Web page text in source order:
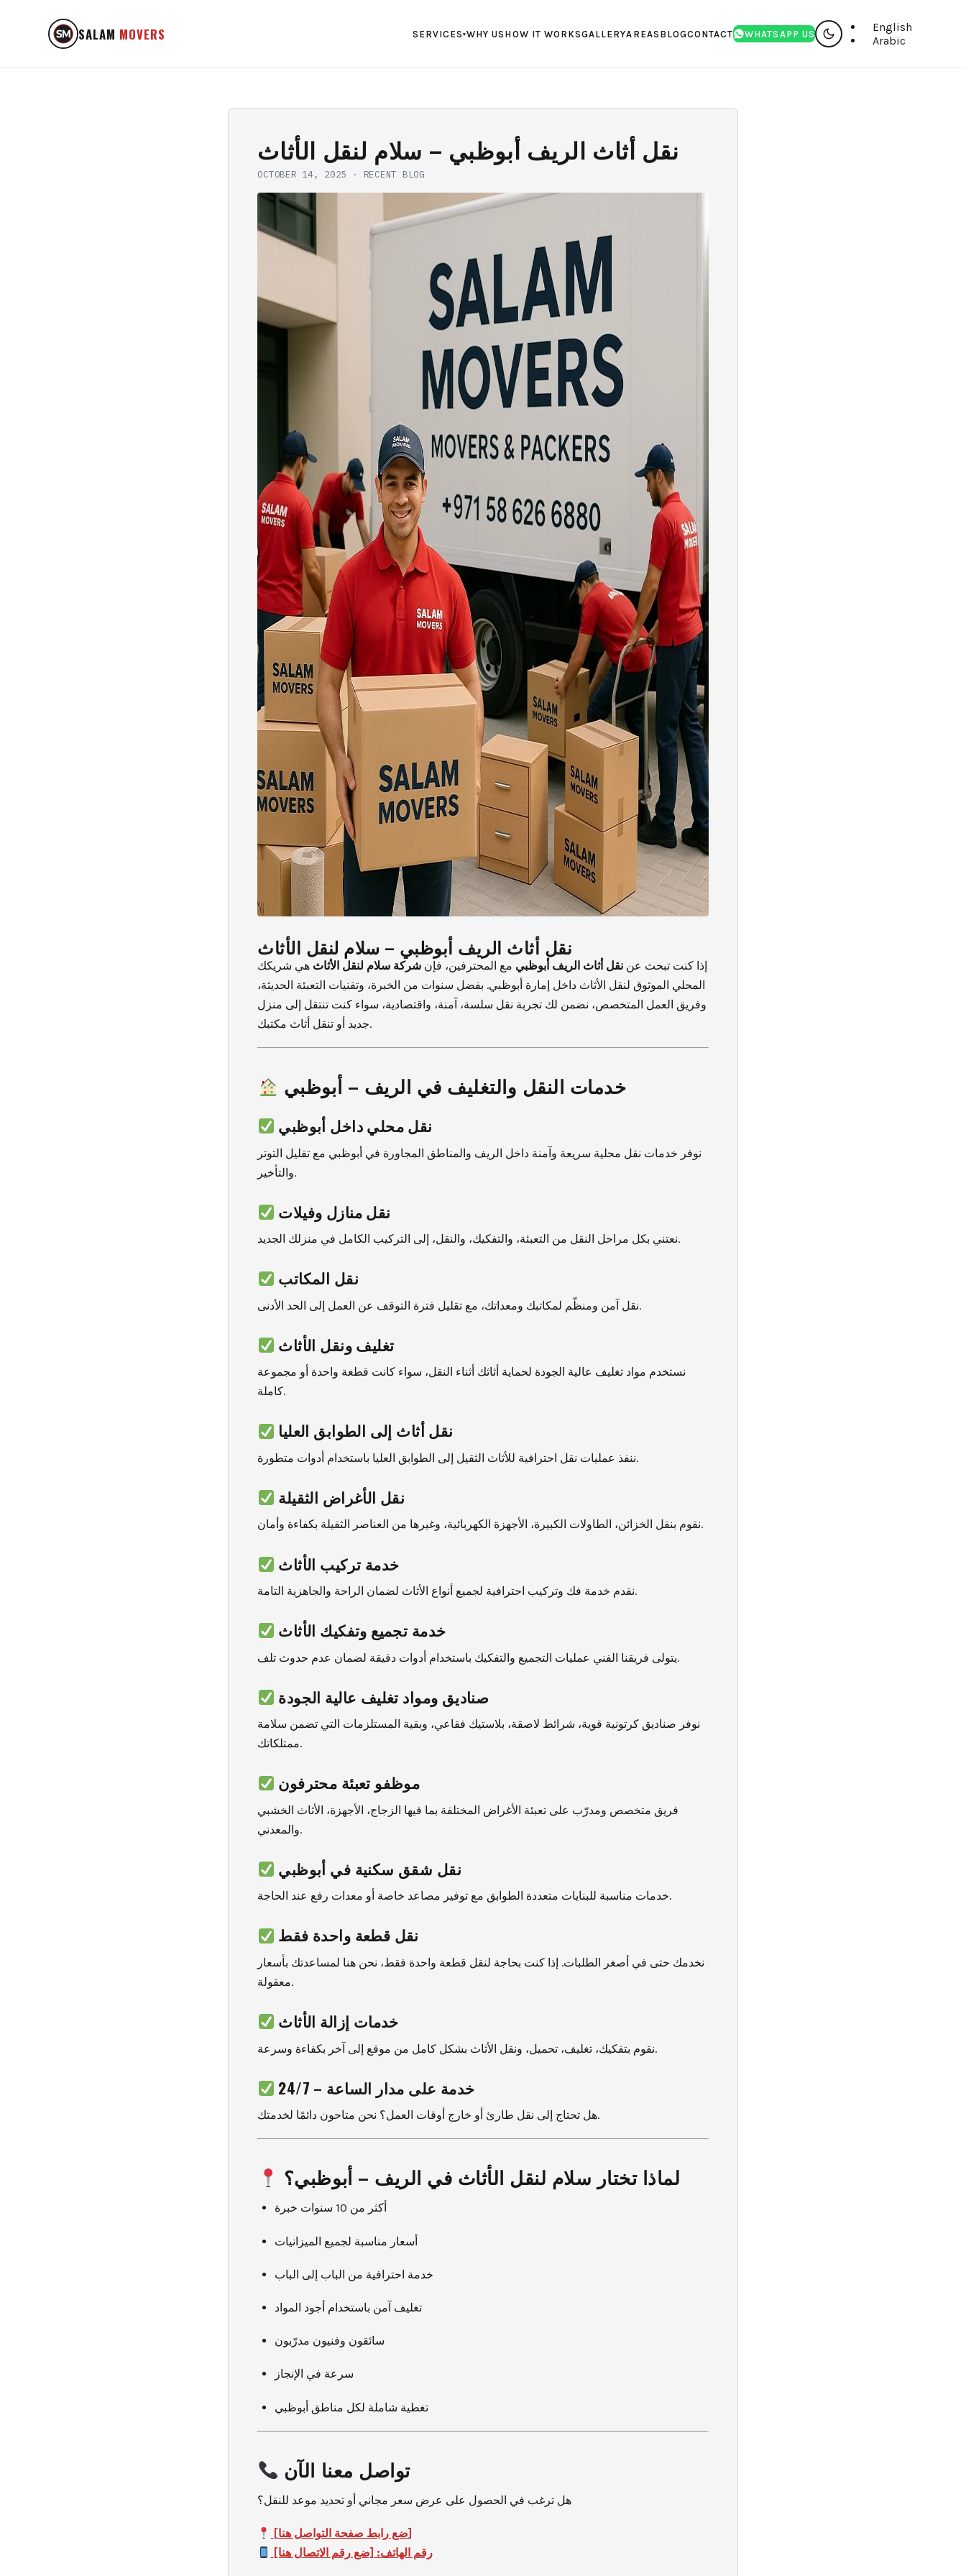
SALAM MOVERS SERVICES▾WHY US HOW IT WORKSGALLERYAREAS BLOGCONTACT WHATSAPP US
English
Arabic
نقل أثاث الريف أبوظبي – سلام لنقل الأثاث
OCTOBER 14, 2025 · RECENT BLOG
نقل أثاث الريف أبوظبي – سلام لنقل الأثاث
إذا كنت تبحث عن نقل أثاث الريف أبوظبي مع المحترفين، فإن شركة سلام لنقل الأثاث هي شريكك
المحلي الموثوق لنقل الأثاث داخل إمارة أبوظبي. بفضل سنوات من الخبرة، وتقنيات التعبئة الحديثة،
وفريق العمل المتخصص، نضمن لك تجربة نقل سلسة، آمنة، واقتصادية، سواء كنت تنتقل إلى منزل
جديد أو تنقل أثاث مكتبك.
خدمات النقل والتغليف في الريف – أبوظبي
نقل محلي داخل أبوظبي
نوفر خدمات نقل محلية سريعة وآمنة داخل الريف والمناطق المجاورة في أبوظبي مع تقليل التوتر
والتأخير.
نقل منازل وفيلات
نعتني بكل مراحل النقل من التعبئة، والتفكيك، والنقل، إلى التركيب الكامل في منزلك الجديد.
نقل المكاتب
نقل آمن ومنظّم لمكاتبك ومعداتك، مع تقليل فترة التوقف عن العمل إلى الحد الأدنى.
تغليف ونقل الأثاث
نستخدم مواد تغليف عالية الجودة لحماية أثاثك أثناء النقل، سواء كانت قطعة واحدة أو مجموعة
كاملة.
نقل أثاث إلى الطوابق العليا
ننفذ عمليات نقل احترافية للأثاث الثقيل إلى الطوابق العليا باستخدام أدوات متطورة.
نقل الأغراض الثقيلة
نقوم بنقل الخزائن، الطاولات الكبيرة، الأجهزة الكهربائية، وغيرها من العناصر الثقيلة بكفاءة وأمان.
خدمة تركيب الأثاث
نقدم خدمة فك وتركيب احترافية لجميع أنواع الأثاث لضمان الراحة والجاهزية التامة.
خدمة تجميع وتفكيك الأثاث
يتولى فريقنا الفني عمليات التجميع والتفكيك باستخدام أدوات دقيقة لضمان عدم حدوث تلف.
صناديق ومواد تغليف عالية الجودة
نوفر صناديق كرتونية قوية، شرائط لاصقة، بلاستيك فقاعي، وبقية المستلزمات التي تضمن سلامة
ممتلكاتك.
موظفو تعبئة محترفون
فريق متخصص ومدرّب على تعبئة الأغراض المختلفة بما فيها الزجاج، الأجهزة، الأثاث الخشبي
والمعدني.
نقل شقق سكنية في أبوظبي
خدمات مناسبة للبنايات متعددة الطوابق مع توفير مصاعد خاصة أو معدات رفع عند الحاجة.
نقل قطعة واحدة فقط
نخدمك حتى في أصغر الطلبات. إذا كنت بحاجة لنقل قطعة واحدة فقط، نحن هنا لمساعدتك بأسعار
معقولة.
خدمات إزالة الأثاث
نقوم بتفكيك، تغليف، تحميل، ونقل الأثاث بشكل كامل من موقع إلى آخر بكفاءة وسرعة.
خدمة على مدار الساعة – 24/7
هل تحتاج إلى نقل طارئ أو خارج أوقات العمل؟ نحن متاحون دائمًا لخدمتك.
لماذا تختار سلام لنقل الأثاث في الريف – أبوظبي؟
أكثر من 10 سنوات خبرة
أسعار مناسبة لجميع الميزانيات
خدمة احترافية من الباب إلى الباب
تغليف آمن باستخدام أجود المواد
سائقون وفنيون مدرّبون
سرعة في الإنجاز
تغطية شاملة لكل مناطق أبوظبي
تواصل معنا الآن
هل ترغب في الحصول على عرض سعر مجاني أو تحديد موعد للنقل؟
[ضع رابط صفحة التواصل هنا]
رقم الهاتف: [ضع رقم الاتصال هنا]